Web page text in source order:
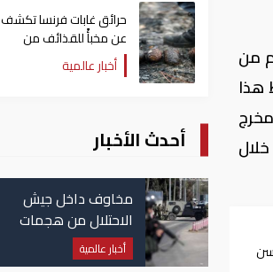
من
هذا
حرائق غابات فرنسا تكشف
عن مخبأً للقذائف من
الحرب العالمية الثانية
أخبار عالمية
أحدث الأخبار
مخاوف داخل جيش
الاحتلال من هجمات
للمليشيات الإيرانية في
العراق
أخبار عالمية